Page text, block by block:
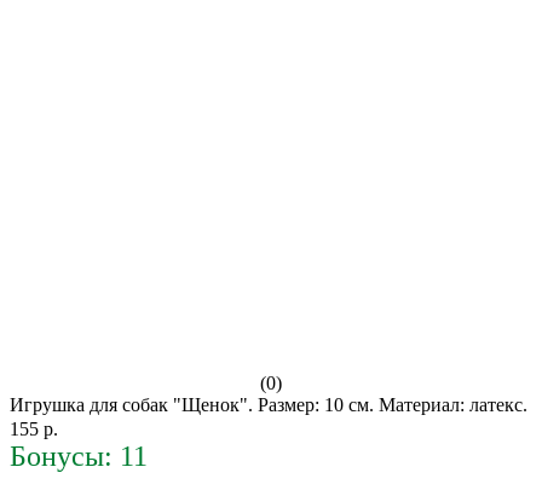
(0)
Игрушка для собак "Щенок". Размер: 10 см. Материал: латекс.
155 р.
Бонусы: 11